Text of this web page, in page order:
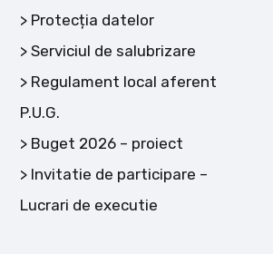
Protecția datelor
Serviciul de salubrizare
Regulament local aferent
P.U.G.
Buget 2026 – proiect
Invitatie de participare –
Lucrari de executie